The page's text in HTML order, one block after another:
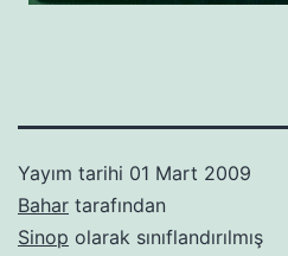
Yayım tarihi 01 Mart 2009
Bahar tarafından
Sinop olarak sınıflandırılmış